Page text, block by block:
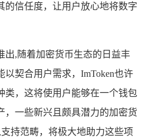
的信任度，让用户放心地将数字
出,随着加密货币生态的日益丰
契合用户需求，ImToken也许
类，这将使用户能够在一个钱包
，一些新兴且颇具潜力的加密货
持范畴，将极大地助力这些项